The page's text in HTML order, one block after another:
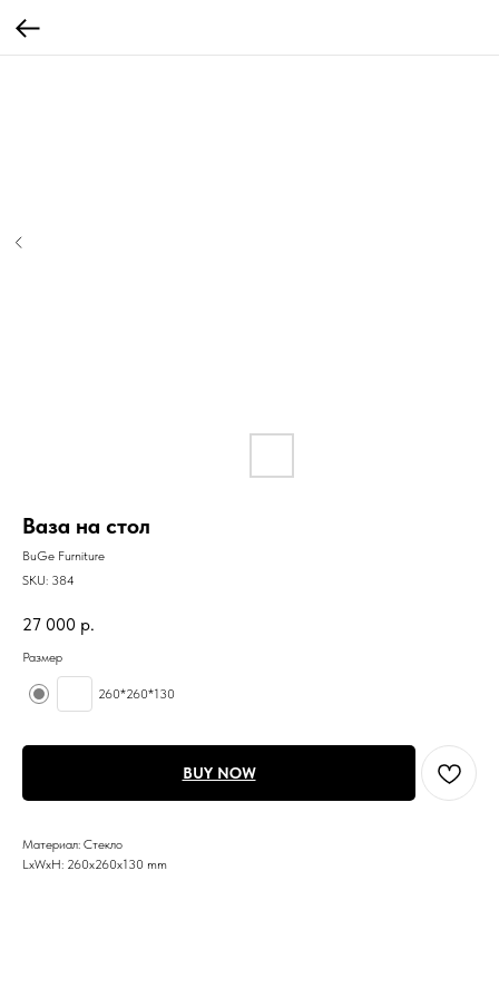
Ваза на стол
BuGe Furniture
SKU: 384
27 000 р.
Размер
260*260*130
BUY NOW
Материал: Стекло
LxWxH: 260x260x130 mm